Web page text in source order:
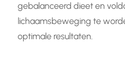
gebalanceerd dieet en
lichaamsbeweging te
optimale resultaten.